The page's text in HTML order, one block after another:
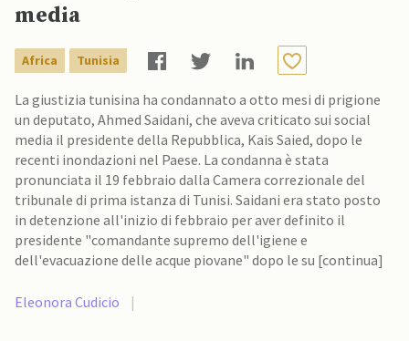
media
Africa Tunisia
La giustizia tunisina ha condannato a otto mesi di prigione
un deputato, Ahmed Saidani, che aveva criticato sui social
media il presidente della Repubblica, Kais Saied, dopo le
recenti inondazioni nel Paese. La condanna è stata
pronunciata il 19 febbraio dalla Camera correzionale del
tribunale di prima istanza di Tunisi. Saidani era stato posto
in detenzione all'inizio di febbraio per aver definito il
presidente "comandante supremo dell'igiene e
dell'evacuazione delle acque piovane" dopo le su [continua]
Eleonora Cudicio |